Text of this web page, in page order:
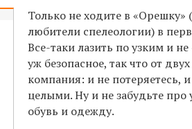
Только не ходите в «Орешку»
любители спелеологии) в
Все-таки лазить по узким и
уж безопасное, так что от
компания: и не потеряетесь, и
целыми. Ну и не забудьте
обувь и одежду.